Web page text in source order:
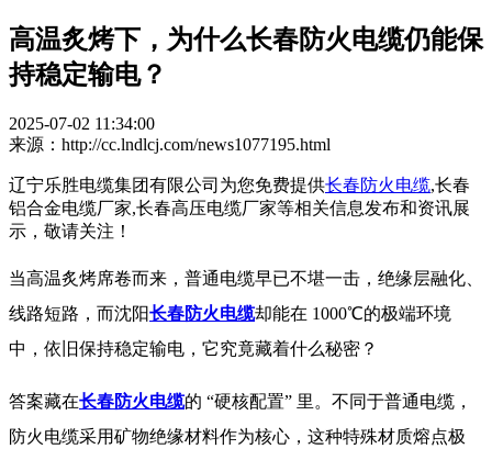
高温炙烤下，为什么长春防火电缆仍能保
持稳定输电？
2025-07-02 11:34:00
来源：http://cc.lndlcj.com/news1077195.html
辽宁乐胜电缆集团有限公司为您免费提供长春防火电缆,长春
铝合金电缆厂家,长春高压电缆厂家等相关信息发布和资讯展
示，敬请关注！
当高温炙烤席卷而来，普通电缆早已不堪一击，绝缘层融化、
线路短路，而沈阳长春防火电缆却能在 1000℃的极端环境
中，依旧保持稳定输电，它究竟藏着什么秘密？​
答案藏在长春防火电缆的 “硬核配置” 里。不同于普通电缆，
防火电缆采用矿物绝缘材料作为核心，这种特殊材质熔点极